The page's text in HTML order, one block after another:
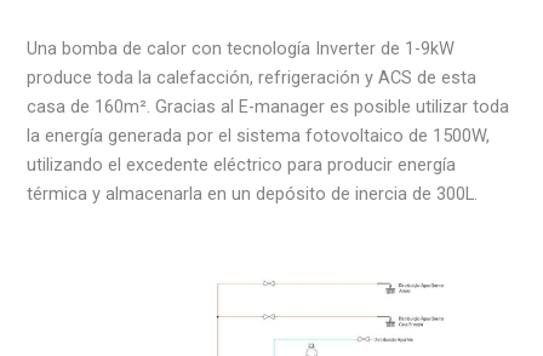
Una bomba de calor con tecnología Inverter de 1-9kW
produce toda la calefacción, refrigeración y ACS de esta
casa de 160m². Gracias al E-manager es posible utilizar toda
la energía generada por el sistema fotovoltaico de 1500W,
utilizando el excedente eléctrico para producir energía
térmica y almacenarla en un depósito de inercia de 300L.